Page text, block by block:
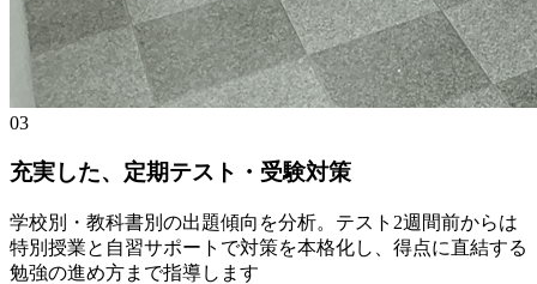
03
充実した、定期テスト・受験対策
学校別・教科書別の出題傾向を分析。テスト2週間前からは
特別授業と自習サポートで対策を本格化し、得点に直結する
勉強の進め方まで指導します